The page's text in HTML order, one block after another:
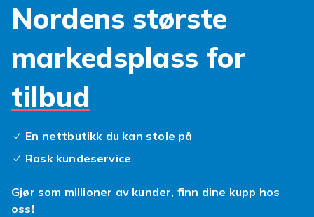
Nordens største
markedsplass for
tilbud
En nettbutikk du kan stole på
Rask kundeservice
Gjør som millioner av kunder, finn dine kupp hos
oss!